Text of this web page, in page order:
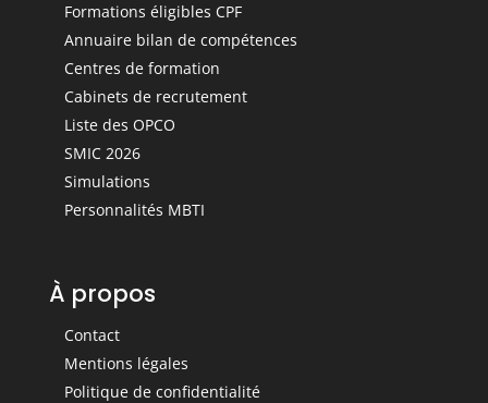
Formations éligibles CPF
Annuaire bilan de compétences
Centres de formation
Cabinets de recrutement
Liste des OPCO
SMIC 2026
Simulations
Personnalités MBTI
À propos
Contact
Mentions légales
Politique de confidentialité